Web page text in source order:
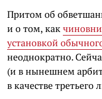
Притом об
и о том, как
установкой
неоднократно.
(и в нынешнем
в качестве третьего